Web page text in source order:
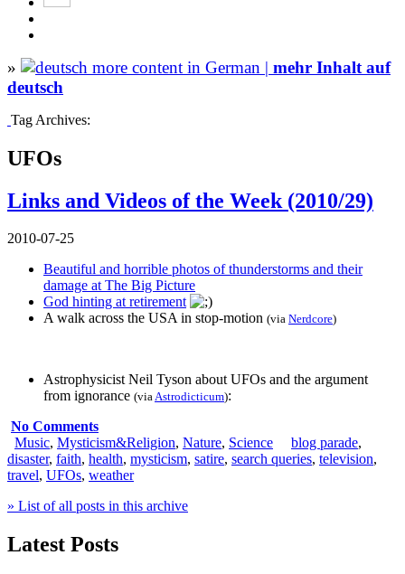
» more content in German | mehr Inhalt auf
deutsch
Tag Archives:
UFOs
Links and Videos of the Week (2010/29)
2010-07-25
Beautiful and horrible photos of thunderstorms and their
damage at The Big Picture
God hinting at retirement
A walk across the USA in stop-motion (via Nerdcore)
Astrophysicist Neil Tyson about UFOs and the argument
from ignorance (viaAstrodicticum):
No Comments
Music, Mysticism&Religion, Nature, Science blog parade,
disaster, faith, health, mysticism, satire, search queries, television,
travel, UFOs, weather
» List of all posts in this archive
Latest Posts